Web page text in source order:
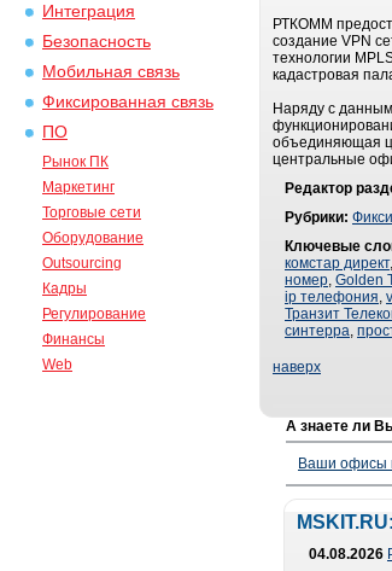
Интеграция
Безопасность
Мобильная связь
Фиксированная связь
ПО
Рынок ПК
Маркетинг
Торговые сети
Оборудование
Outsourcing
Кадры
Регулирование
Финансы
Web
РТКОММ
создание VPN
технологии
кадастровая
Наряду с
объединяющая
центральные
Редактор
Рубрики:
Ключевые
комстар директ,
номер, Golden
ip телефония,
Транзит
синтерра,
наверх
А знаете ли
Ваши офисы
04.08.2026